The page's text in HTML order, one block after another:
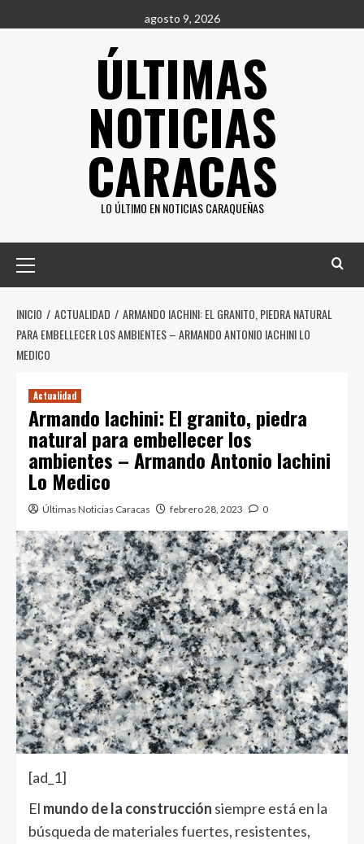
al
agosto 9, 2026
ÚLTIMAS
NOTICIAS
CARACAS
LO ÚLTIMO EN NOTICIAS CARAQUEÑAS
principal
INICIO ACTUALIDAD
ARMANDO IACHINI: EL GRANITO, PIEDRA NATURAL
PARA EMBELLECER LOS AMBIENTES – ARMANDO ANTONIO IACHINI LO
MEDICO
Actualidad
Armando Iachini: El granito, piedra
natural para embellecer los
ambientes – Armando Antonio Iachini
Lo Medico
Últimas Noticias Caracas febrero 28, 2023 0
[ad_1]
El mundo de la construcción siempre está en la
búsqueda de materiales fuertes, resistentes,